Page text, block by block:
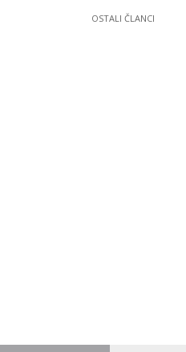
OSTALI ČLANCI